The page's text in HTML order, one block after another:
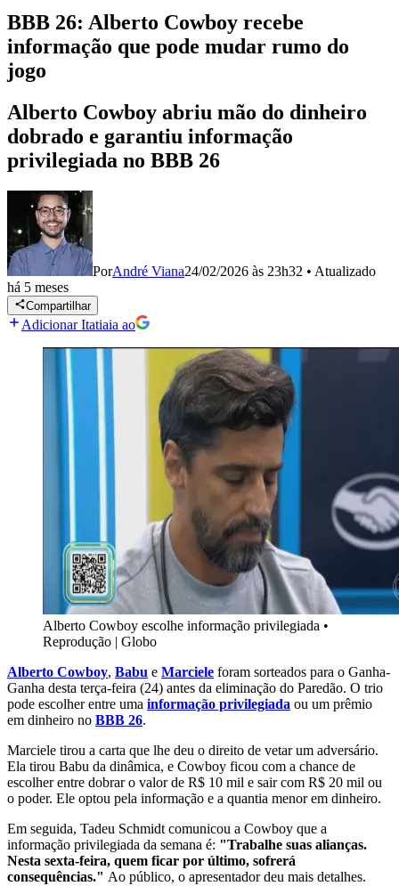
BBB 26: Alberto Cowboy recebe
informação que pode mudar rumo do
jogo
Alberto Cowboy abriu mão do dinheiro
dobrado e garantiu informação
privilegiada no BBB 26
PorAndré Viana24/02/2026 às 23h32 • Atualizado
há 5 meses
Compartilhar
Adicionar Itatiaia ao
Alberto Cowboy escolhe informação privilegiada •
Reprodução | Globo
Alberto Cowboy, Babu e Marciele foram sorteados para o Ganha-
Ganha desta terça-feira (24) antes da eliminação do Paredão. O trio
pode escolher entre uma informação privilegiada ou um prêmio
em dinheiro no BBB 26.
Marciele tirou a carta que lhe deu o direito de vetar um adversário.
Ela tirou Babu da dinâmica, e Cowboy ficou com a chance de
escolher entre dobrar o valor de R$ 10 mil e sair com R$ 20 mil ou
o poder. Ele optou pela informação e a quantia menor em dinheiro.
Em seguida, Tadeu Schmidt comunicou a Cowboy que a
informação privilegiada da semana é: "Trabalhe suas alianças.
Nesta sexta-feira, quem ficar por último, sofrerá
consequências." Ao público, o apresentador deu mais detalhes.